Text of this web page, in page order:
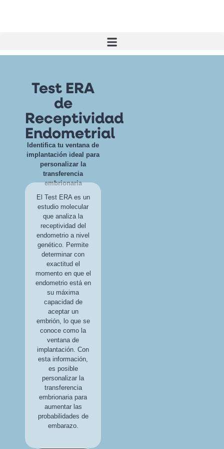
Test ERA
de
Receptividad
Endometrial
Identifica tu ventana de
implantación ideal para
personalizar la
transferencia
embrionaria
El Test ERA es un
estudio molecular
que analiza la
receptividad del
endometrio a nivel
genético. Permite
determinar con
exactitud el
momento en que el
endometrio está en
su máxima
capacidad de
aceptar un
embrión, lo que se
conoce como la
ventana de
implantación. Con
esta información,
es posible
personalizar la
transferencia
embrionaria para
aumentar las
probabilidades de
embarazo.